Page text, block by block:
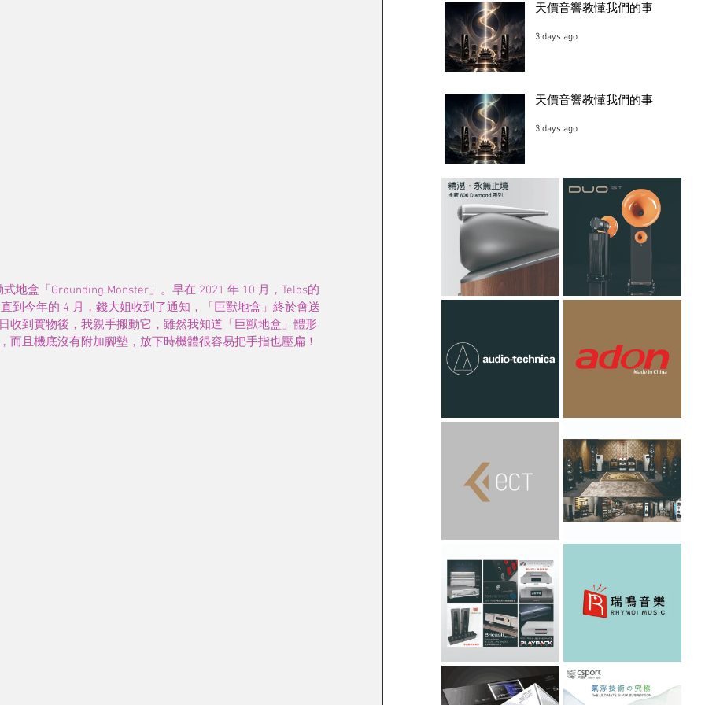
地盒「Grounding Monster」。早在 2021 年 10 月，Telos的
到今年的 4 月，錢大姐收到了通知，「巨獸地盒」終於會送
收到實物後，我親手搬動它，雖然我知道「巨獸地盒」體形
且機底沒有附加腳墊，放下時機體很容易把手指也壓扁！
天價音響教懂我們的事
3 days ago
天價音響教懂我們的事
3 days ago